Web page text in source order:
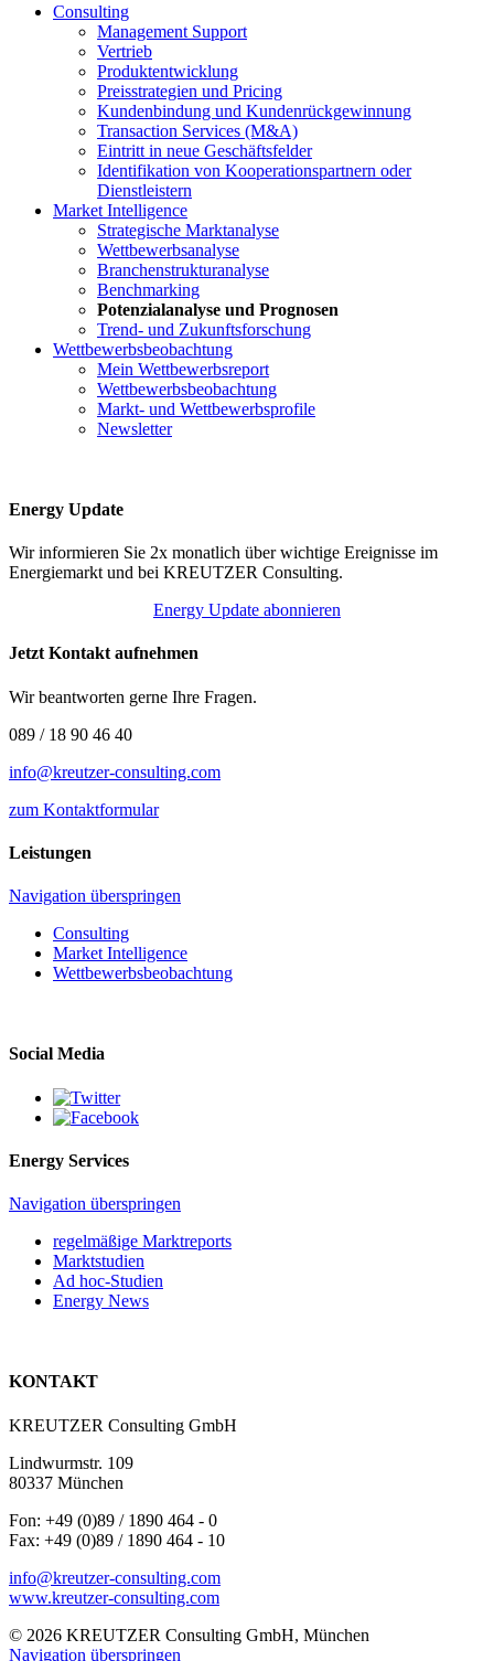
Consulting
Management Support
Vertrieb
Produktentwicklung
Preisstrategien und Pricing
Kundenbindung und Kundenrückgewinnung
Transaction Services (M&A)
Eintritt in neue Geschäftsfelder
Identifikation von Kooperationspartnern oder
Dienstleistern
Market Intelligence
Strategische Marktanalyse
Wettbewerbsanalyse
Branchenstrukturanalyse
Benchmarking
Potenzialanalyse und Prognosen
Trend- und Zukunftsforschung
Wettbewerbs­beobachtung
Mein Wettbewerbsreport
Wettbewerbsbeobachtung
Markt- und Wettbewerbsprofile
Newsletter
Energy Update
Wir informieren Sie 2x monatlich über wichtige Ereignisse im
Energiemarkt und bei KREUTZER Consulting.
Energy Update abonnieren
Jetzt Kontakt aufnehmen
Wir beantworten gerne Ihre Fragen.
089 / 18 90 46 40
info@kreutzer-consulting.com
zum Kontaktformular
Leistungen
Navigation überspringen
Consulting
Market Intelligence
Wettbewerbs­beobachtung
Social Media
Energy Services
Navigation überspringen
regelmäßige Marktreports
Marktstudien
Ad hoc-Studien
Energy News
KONTAKT
KREUTZER Consulting GmbH
Lindwurmstr. 109
80337 München
Fon: +49 (0)89 / 1890 464 - 0
Fax: +49 (0)89 / 1890 464 - 10
info@kreutzer-consulting.com
www.kreutzer-consulting.com
© 2026 KREUTZER Consulting GmbH, München
Navigation überspringen